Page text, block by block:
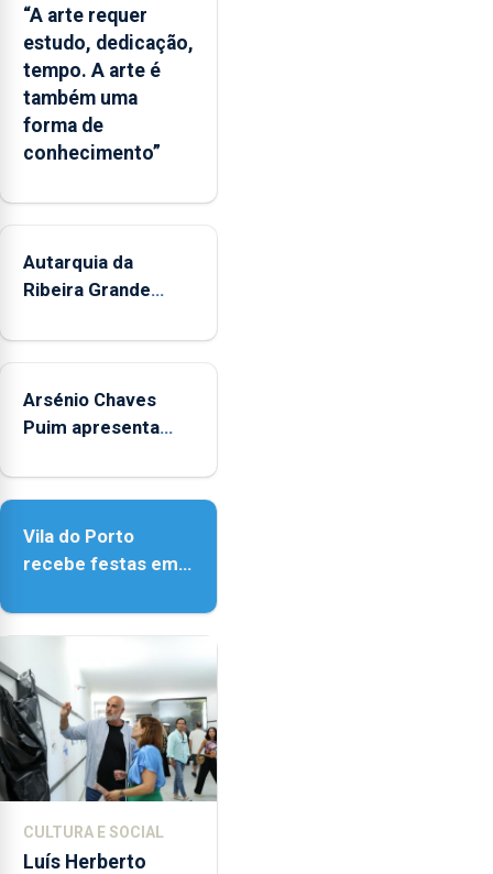
entre
o
Governo
Regional
e
municípios.
“A arte requer
estudo, dedicação,
tempo. A arte é
também uma
forma de
conhecimento”
Autarquia da
Ribeira Grande
"Museus no Verão"
Arsénio Chaves
Puim apresenta
de Vila do Porto
Vila do Porto
recebe festas em
Senhora da
CULTURA E SOCIAL
Luís Herberto